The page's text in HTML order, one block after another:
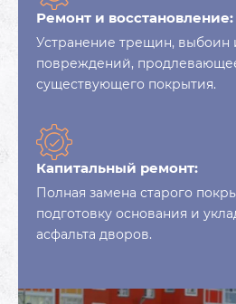
Ремонт и восстановление:
Устранение трещин, выбоин
повреждений,
существующего покрытия.
Капитальный ремонт:
Полная замена старого
подготовку основания и
асфальта дворов.